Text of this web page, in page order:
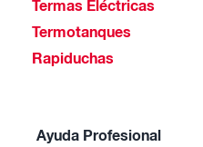
Termas Eléctricas
Termotanques
Rapiduchas
Ayuda Profesional